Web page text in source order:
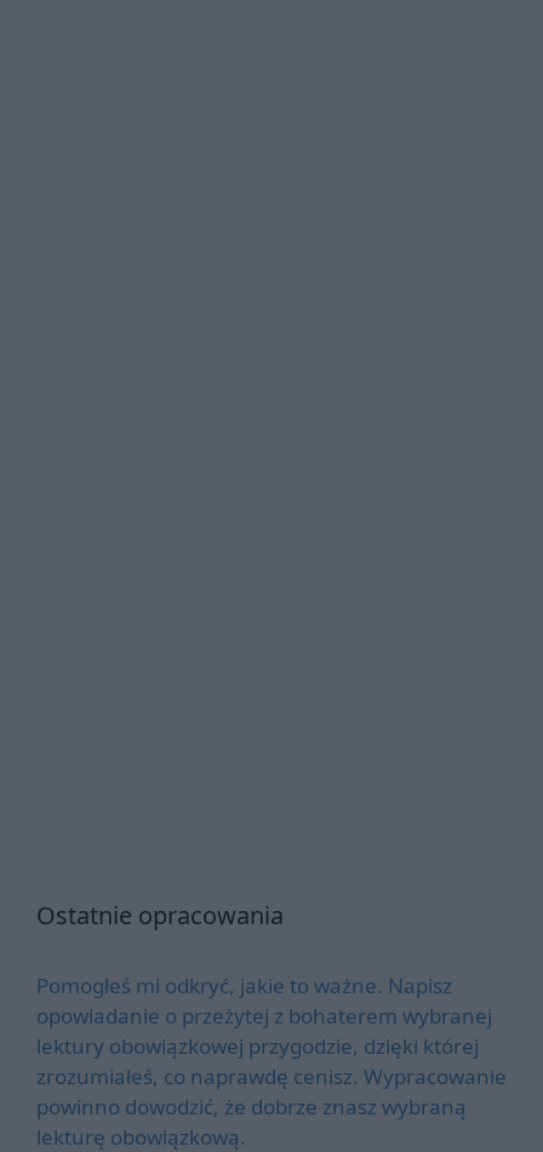
Ostatnie opracowania
Pomogłeś mi odkryć, jakie to ważne. Napisz
opowiadanie o przeżytej z bohaterem wybranej
lektury obowiązkowej przygodzie, dzięki której
zrozumiałeś, co naprawdę cenisz. Wypracowanie
powinno dowodzić, że dobrze znasz wybraną
lekturę obowiązkową.